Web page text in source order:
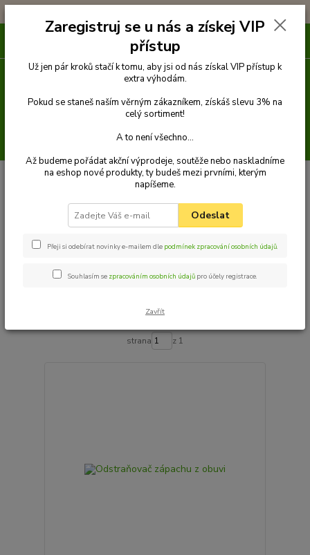
NANO čistící prostředky Specifické
Specifické
Upřesnit parametry
Zobrazuji 1-7 z 7
strana z 1
Zaregistruj se u nás a získej VIP
přístup
Už jen pár kroků stačí k tomu, aby jsi od nás získal VIP přístup k
extra výhodám.
Pokud se staneš naším věrným zákazníkem, získáš slevu 3% na
celý sortiment!
A to není všechno...
Až budeme pořádat akční výprodeje, soutěže nebo naskladníme
na eshop nové produkty, ty budeš mezi prvními, kterým
napíšeme.
Odeslat
Přeji si odebírat novinky e-mailem dle podmínek zpracování osobních údajů.
Souhlasím se zpracováním osobních údajů pro účely registrace.
Zavřít